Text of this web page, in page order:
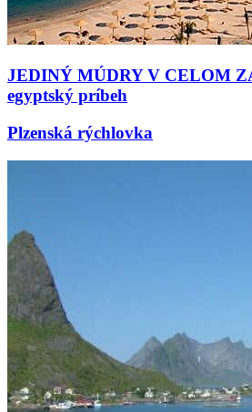
JEDINÝ MÚDRY V CELOM
egyptský príbeh
Plzenská rýchlovka